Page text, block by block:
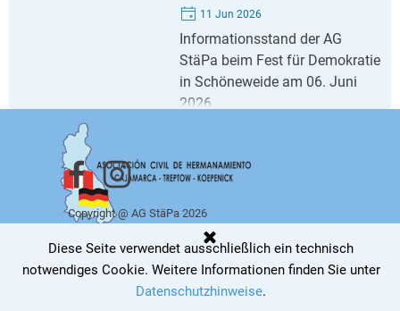
11 Jun 2026
Informationsstand der AG
StäPa beim Fest für Demokratie
in Schöneweide am 06. Juni
2026
Copyright @ AG StäPa 2026
Zurück zum Seiteninhalt
Diese Seite verwendet ausschließlich ein technisch
notwendiges Cookie. Weitere Informationen finden Sie unter
Datenschutzhinweise.